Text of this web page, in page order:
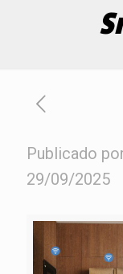
Publicado
29/09/2025